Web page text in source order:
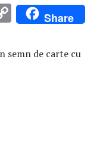
C
o
p
Share
semn de carte cu